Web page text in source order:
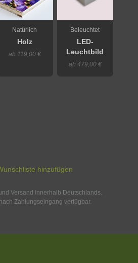
Natürlich
Holz
ab 119,00 €
Beleuchtet
LED-
Leuchtbild
ab 479,00 €
hinzufügen
Versand innerhalb Deutschlands.
Zahlungseingang verfügbar.